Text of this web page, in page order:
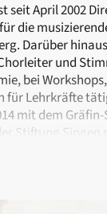
seit April 2002
die
Darüber
und
bei
für Lehrkräfte
mit dem
Stiftung Singen
Autor und
Chorbücher,
und